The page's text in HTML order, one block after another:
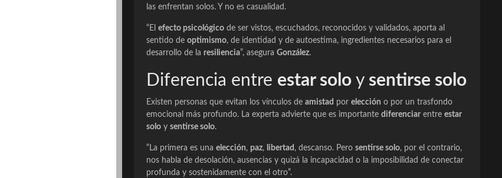
las enfrentan solos. Y no es casualidad.
“El efecto psicológico de ser vistos, escuchados, reconocidos y validados, aporta al
sentido de optimismo, de identidad y de autoestima, ingredientes necesarios para el
desarrollo de la resiliencia”, asegura González.
Diferencia entre estar solo y sentirse solo
Existen personas que evitan los vínculos de amistad por elección o por un trasfondo
emocional más profundo. La experta advierte que es importante diferenciar entre estar
solo y sentirse solo.
“La primera es una elección, paz, libertad , descanso. Pero sentirse solo, por el contrario,
nos habla de desolación, ausencias y quizá la incapacidad o la imposibilidad de conectar
profunda y sostenidamente con el otro”.